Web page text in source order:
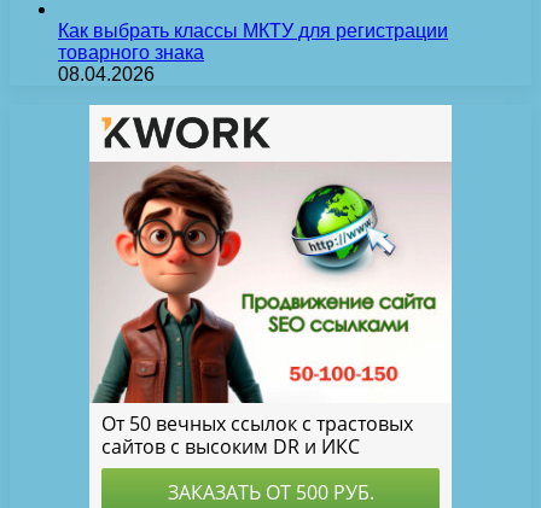
Как выбрать классы МКТУ для регистрации
товарного знака
08.04.2026